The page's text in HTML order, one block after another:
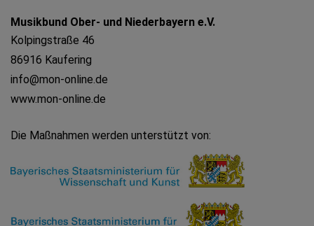
Musikbund Ober- und Niederbayern e.V.
Kolpingstraße 46
86916 Kaufering
info@mon-online.de
www.mon-online.de
Die Maßnahmen werden unterstützt von: